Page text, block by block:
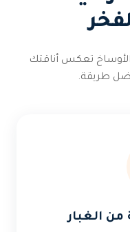
الأوساخ تعكس أناقتك
طريقة.
من الغبار